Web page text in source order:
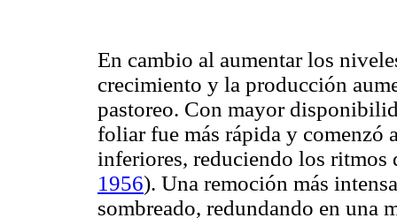
En cambio al aumentar los
crecimiento y la producción
pastoreo. Con mayor
foliar fue más rápida y comenzó
inferiores, reduciendo los
1956). Una remoción más
sombreado, redundando en una